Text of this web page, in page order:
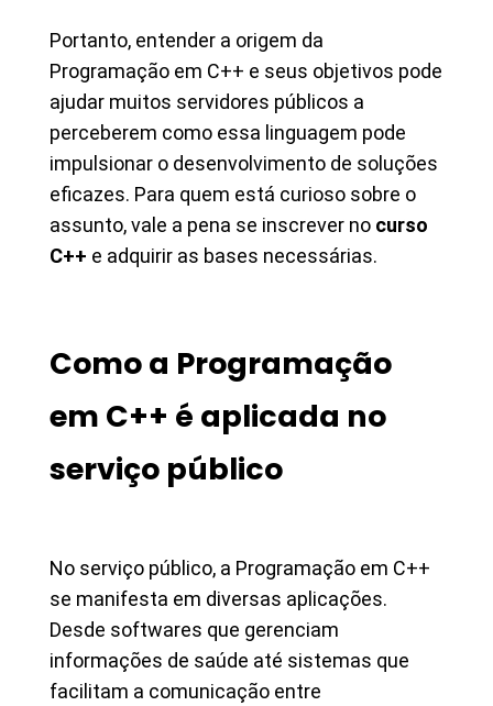
Portanto, entender a origem da
Programação em C++ e seus objetivos pode
ajudar muitos servidores públicos a
perceberem como essa linguagem pode
impulsionar o desenvolvimento de soluções
eficazes. Para quem está curioso sobre o
assunto, vale a pena se inscrever no curso
C++ e adquirir as bases necessárias.
Como a Programação
em C++ é aplicada no
serviço público
No serviço público, a Programação em C++
se manifesta em diversas aplicações.
Desde softwares que gerenciam
informações de saúde até sistemas que
facilitam a comunicação entre